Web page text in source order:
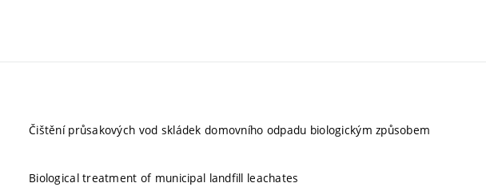
Čištění průsakových vod skládek domovního odpadu biologickým způsobem
Biological treatment of municipal landfill leachates